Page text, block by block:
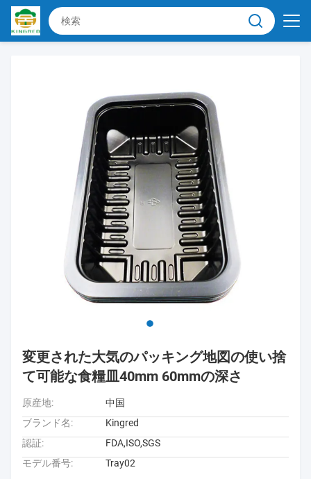
変更された大気のパッキング地図の使い捨
て可能な食糧皿40mm 60mmの深さ
原産地:
中国
ブランド名:
Kingred
認証:
FDA,ISO,SGS
モデル番号:
Tray02